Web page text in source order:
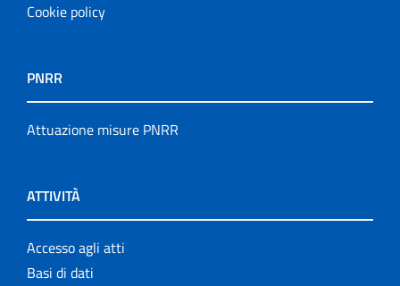
Cookie policy
PNRR
Attuazione misure PNRR
ATTIVITÀ
Accesso agli atti
Basi di dati